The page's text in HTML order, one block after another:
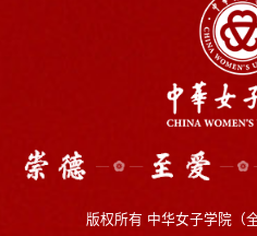
版权所有 中华女子学院（